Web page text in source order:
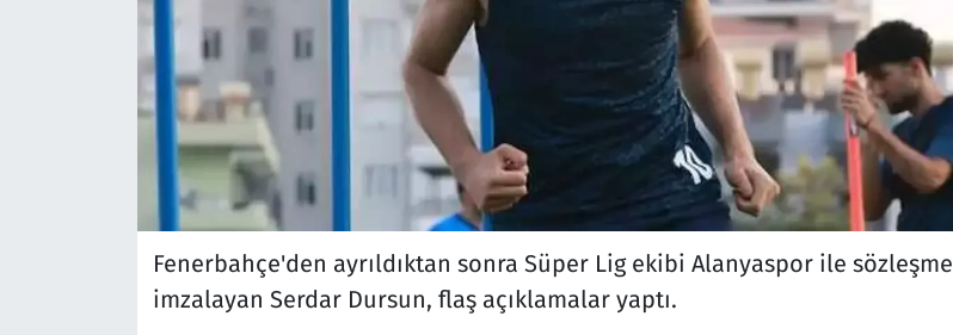
Fenerbahçe'den ayrıldıktan sonra Süper Lig ekibi Alanyaspor ile sözleşme
imzalayan Serdar Dursun, flaş açıklamalar yaptı.